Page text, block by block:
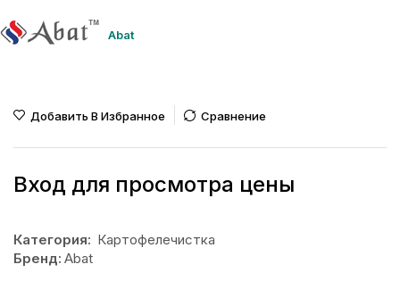
Abat
Добавить В Избранное Сравнение
Вход для просмотра цены
Категория: Картофелечистка
Бренд: Abat